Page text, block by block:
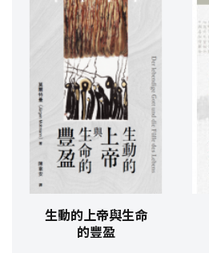
生動的上帝與生命
的豐盈